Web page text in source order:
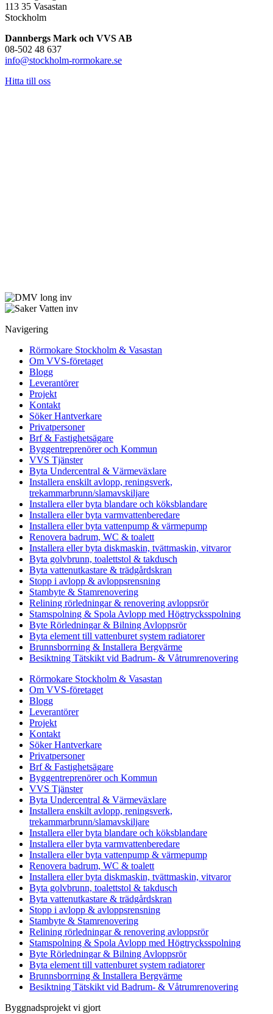
113 35 Vasastan
Stockholm
Dannbergs Mark och VVS AB
08-502 48 637
info@stockholm-rormokare.se
Hitta till oss
Navigering
Rörmokare Stockholm & Vasastan
Om VVS-företaget
Blogg
Leverantörer
Projekt
Kontakt
Söker Hantverkare
Privatpersoner
Brf & Fastighetsägare
Byggentreprenörer och Kommun
VVS Tjänster
Byta Undercentral & Värmeväxlare
Installera enskilt avlopp, reningsverk,
trekammarbrunn/slamavskiljare
Installera eller byta blandare och köksblandare
Installera eller byta varmvattenberedare
Installera eller byta vattenpump & värmepump
Renovera badrum, WC & toalett
Installera eller byta diskmaskin, tvättmaskin, vitvaror
Byta golvbrunn, toalettstol & takdusch
Byta vattenutkastare & trädgårdskran
Stopp i avlopp & avloppsrensning
Stambyte & Stamrenovering
Relining rörledningar & renovering avloppsrör
Stamspolning & Spola Avlopp med Högtrycksspolning
Byte Rörledningar & Bilning Avloppsrör
Byta element till vattenburet system radiatorer
Brunnsborrning & Installera Bergvärme
Besiktning Tätskikt vid Badrum- & Våtrumrenovering
Rörmokare Stockholm & Vasastan
Om VVS-företaget
Blogg
Leverantörer
Projekt
Kontakt
Söker Hantverkare
Privatpersoner
Brf & Fastighetsägare
Byggentreprenörer och Kommun
VVS Tjänster
Byta Undercentral & Värmeväxlare
Installera enskilt avlopp, reningsverk,
trekammarbrunn/slamavskiljare
Installera eller byta blandare och köksblandare
Installera eller byta varmvattenberedare
Installera eller byta vattenpump & värmepump
Renovera badrum, WC & toalett
Installera eller byta diskmaskin, tvättmaskin, vitvaror
Byta golvbrunn, toalettstol & takdusch
Byta vattenutkastare & trädgårdskran
Stopp i avlopp & avloppsrensning
Stambyte & Stamrenovering
Relining rörledningar & renovering avloppsrör
Stamspolning & Spola Avlopp med Högtrycksspolning
Byte Rörledningar & Bilning Avloppsrör
Byta element till vattenburet system radiatorer
Brunnsborrning & Installera Bergvärme
Besiktning Tätskikt vid Badrum- & Våtrumrenovering
Byggnadsprojekt vi gjort